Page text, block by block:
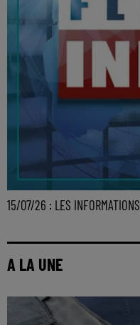
15/07/26 : LES INFORMATIONS
A LA UNE